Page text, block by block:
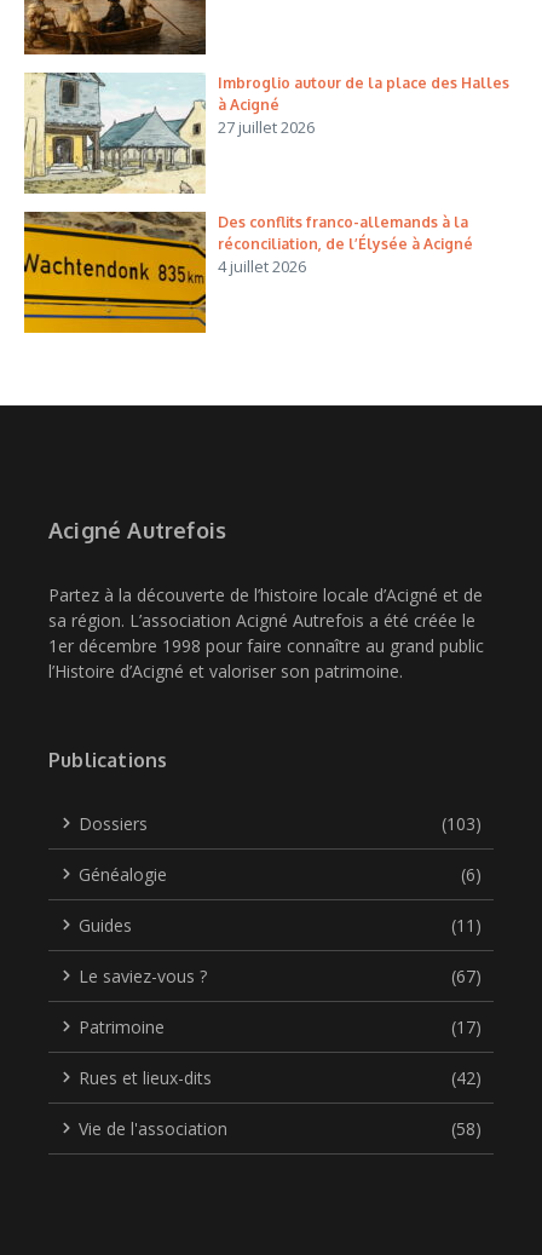
Imbroglio autour de la place des Halles
à Acigné
27 juillet 2026
Des conflits franco-allemands à la
réconciliation, de l’Élysée à Acigné
4 juillet 2026
Acigné Autrefois
Partez à la découverte de l’histoire locale d’Acigné et de
sa région. L’association Acigné Autrefois a été créée le
1er décembre 1998 pour faire connaître au grand public
l’Histoire d’Acigné et valoriser son patrimoine.
Publications
Dossiers (103)
Généalogie (6)
Guides (11)
Le saviez-vous ? (67)
Patrimoine (17)
Rues et lieux-dits (42)
Vie de l'association (58)